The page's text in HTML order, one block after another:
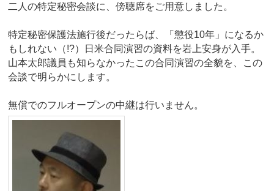
二人の特定秘密会談に、傍聴席をご用意しました。
特定秘密保護法施行後だったらば、「懲役10年」になるか
もしれない（!?）日米合同演習の資料を岩上安身が入手。
山本太郎議員も知らなかったこの合同演習の全貌を、この
会談で明らかにします。
無償でのフルオープンの中継は行いません。